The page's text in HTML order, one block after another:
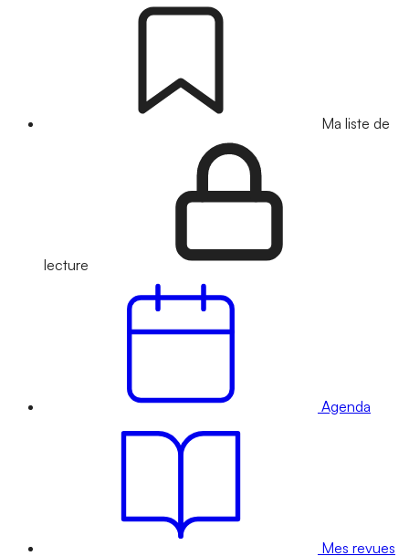
Ma liste de
lecture
Agenda
Mes revues